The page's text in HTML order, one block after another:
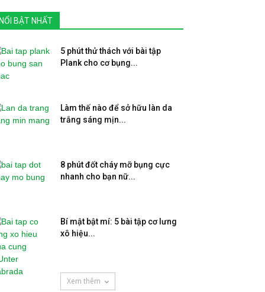
NỔI BẬT NHẤT
5 phút thử thách với bài tập
Plank cho cơ bụng...
Làm thế nào để sở hữu làn da
trắng sáng mịn...
8 phút đốt cháy mỡ bụng cực
nhanh cho bạn nữ...
Bí mật bật mí: 5 bài tập cơ lưng
xô hiệu...
Xem thêm